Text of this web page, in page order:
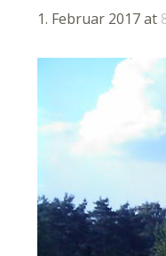
1. Februar 2017at